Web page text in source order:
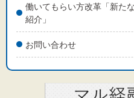
働いてもらい方改革「新た
紹介」
お問い合わせ